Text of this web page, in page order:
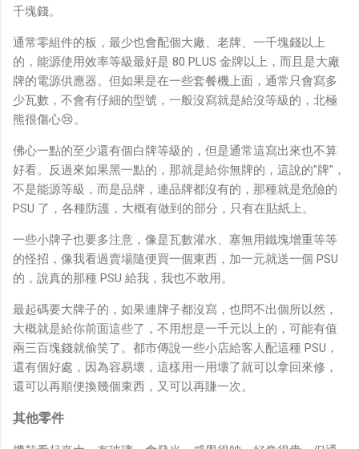
千塊錢。
通常零組件的板，最少也會配個大廠、老牌、一千塊錢以上
的，能源使用效率等級最好是 80 PLUS 金牌以上，而且是大廠
牌的電源供應器。但如果是在一些套餐機上面，通常只會寫多
少瓦數，不會有仔細的型號，一般沒寫就是給沒等級的，北極
熊很傷心😢。
佛心一點的至少還有個白牌等級的，但是通常這寫出來也不算
好看。反過來如果黑一點的，那就是給你無牌的，這說的"牌"，
不是能源等級，而是品牌，連品牌都沒有的，那種就是危險的
PSU 了，各種防護，大概有做到的部分，只有在貼紙上。
一些小牌子也要多注意，像是瓦數灌水、塞無用鐵塊增重等等
的怪招，像我看過賣場隨便買一個東西，加一元就送一個 PSU
的，說真的那種 PSU 給我，我也不敢用。
最起碼要大牌子的，如果連牌子都沒寫，也問不出個所以然，
大概就是給你前面這些了，不用想是一千元以上的，可能有值
兩三百塊錢就偷笑了。都市傳說一些小店給客人配這種 PSU，
還有個好處，因為容易壞，這樣用一用壞了就可以拿回來修，
還可以再順便換幾個東西，又可以再賺一次。
其他零件